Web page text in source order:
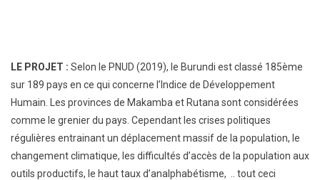
LE PROJET : Selon le PNUD (2019), le Burundi est classé 185ème
sur 189 pays en ce qui concerne l’Indice de Développement
Humain. Les provinces de Makamba et Rutana sont considérées
comme le grenier du pays. Cependant les crises politiques
régulières entrainant un déplacement massif de la population, le
changement climatique, les difficultés d’accès de la population aux
outils productifs, le haut taux d’analphabétisme, .. tout ceci